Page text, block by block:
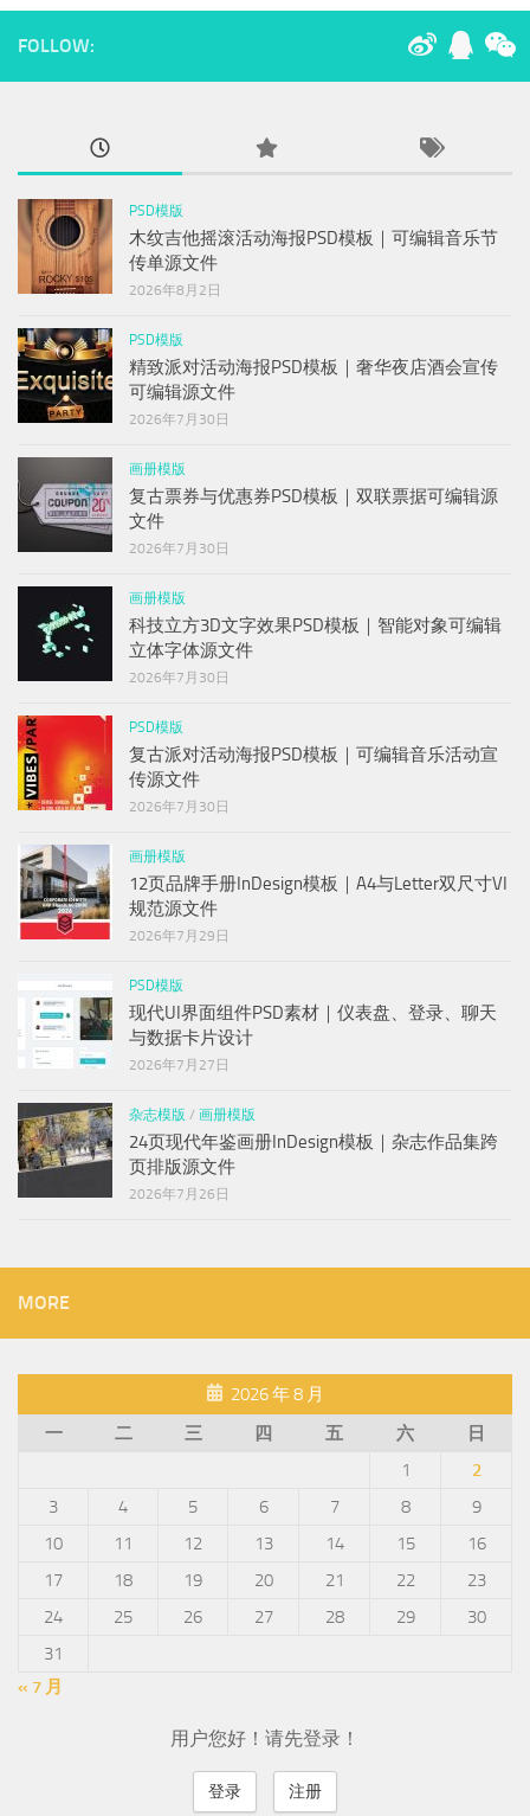
FOLLOW:
PSD模版
木纹吉他摇滚活动海报PSD模板｜可编辑音乐节
传单源文件
2026年8月2日
PSD模版
精致派对活动海报PSD模板｜奢华夜店酒会宣传
可编辑源文件
2026年7月30日
画册模版
复古票券与优惠券PSD模板｜双联票据可编辑源
文件
2026年7月30日
画册模版
科技立方3D文字效果PSD模板｜智能对象可编辑
立体字体源文件
2026年7月30日
PSD模版
复古派对活动海报PSD模板｜可编辑音乐活动宣
传源文件
2026年7月30日
画册模版
12页品牌手册InDesign模板｜A4与Letter双尺寸VI
规范源文件
2026年7月29日
PSD模版
现代UI界面组件PSD素材｜仪表盘、登录、聊天
与数据卡片设计
2026年7月27日
杂志模版 / 画册模版
24页现代年鉴画册InDesign模板｜杂志作品集跨
页排版源文件
2026年7月26日
MORE
2026 年 8 月
一
二 三 四 五 六
日
1
2
3
4 5 6 7 8
9
10
11 12 13 14 15
16
17
18 19 20 21 22
23
24
25 26 27 28 29
30
31
« 7 月
用户您好！请先登录！
登录 注册